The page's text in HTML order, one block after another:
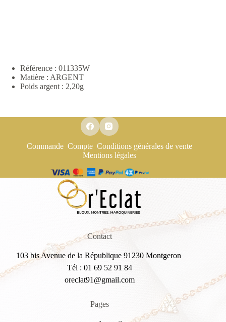
Référence : 011335W
Matière : ARGENT
Poids argent : 2,20g
Commande Compte Conditions générales de vente
Mentions légales
Contact
103 bis Avenue de la République 91230 Montgeron
Tél : 01 69 52 91 84
oreclat91@gmail.com
Pages